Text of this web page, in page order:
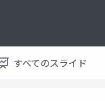
すべてのスライド